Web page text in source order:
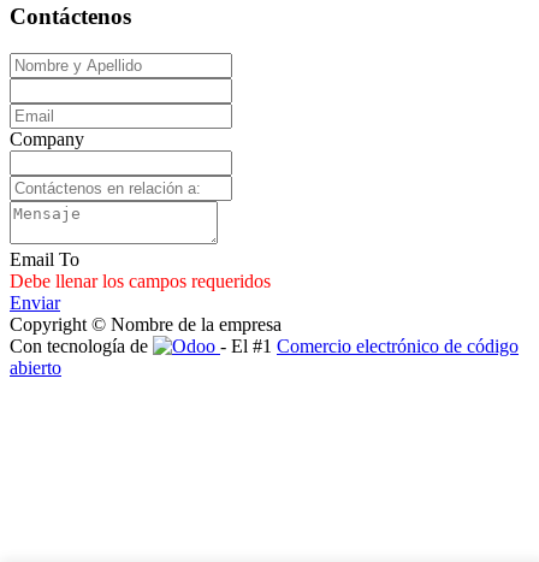
Contáctenos
Company
Email To
Debe llenar los campos requeridos
Enviar
Copyright © Nombre de la empresa
Con tecnología de
- El #1 Comercio electrónico de código
abierto